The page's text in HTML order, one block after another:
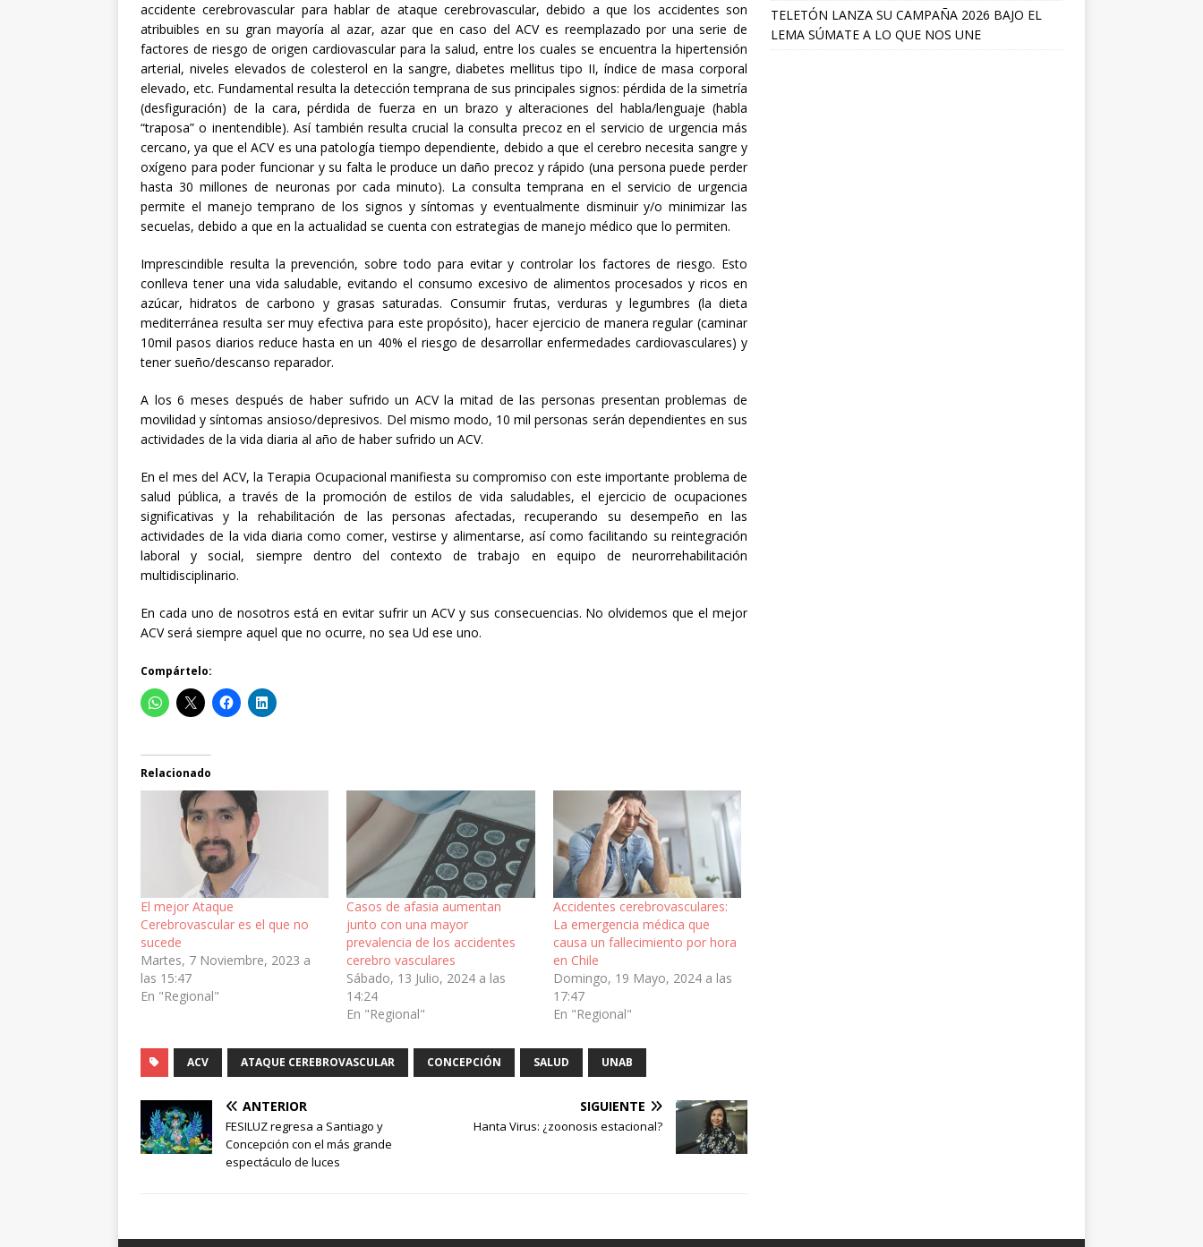
accidente cerebrovascular para hablar de ataque cerebrovascular, debido a que los accidentes son
atribuibles en su gran mayoría al azar, azar que en caso del ACV es reemplazado por una serie de
factores de riesgo de origen cardiovascular para la salud, entre los cuales se encuentra la hipertensión
arterial, niveles elevados de colesterol en la sangre, diabetes mellitus tipo II, índice de masa corporal
elevado, etc. Fundamental resulta la detección temprana de sus principales signos: pérdida de la simetría
(desfiguración) de la cara, pérdida de fuerza en un brazo y alteraciones del habla/lenguaje (habla
“traposa” o inentendible). Así también resulta crucial la consulta precoz en el servicio de urgencia más
cercano, ya que el ACV es una patología tiempo dependiente, debido a que el cerebro necesita sangre y
oxígeno para poder funcionar y su falta le produce un daño precoz y rápido (una persona puede perder
hasta 30 millones de neuronas por cada minuto). La consulta temprana en el servicio de urgencia
permite el manejo temprano de los signos y síntomas y eventualmente disminuir y/o minimizar las
secuelas, debido a que en la actualidad se cuenta con estrategias de manejo médico que lo permiten.
Imprescindible resulta la prevención, sobre todo para evitar y controlar los factores de riesgo. Esto
conlleva tener una vida saludable, evitando el consumo excesivo de alimentos procesados y ricos en
azúcar, hidratos de carbono y grasas saturadas. Consumir frutas, verduras y legumbres (la dieta
mediterránea resulta ser muy efectiva para este propósito), hacer ejercicio de manera regular (caminar
10mil pasos diarios reduce hasta en un 40% el riesgo de desarrollar enfermedades cardiovasculares) y
tener sueño/descanso reparador.
A los 6 meses después de haber sufrido un ACV la mitad de las personas presentan problemas de
movilidad y síntomas ansioso/depresivos. Del mismo modo, 10 mil personas serán dependientes en sus
actividades de la vida diaria al año de haber sufrido un ACV.
En el mes del ACV, la Terapia Ocupacional manifiesta su compromiso con este importante problema de
salud pública, a través de la promoción de estilos de vida saludables, el ejercicio de ocupaciones
significativas y la rehabilitación de las personas afectadas, recuperando su desempeño en las
actividades de la vida diaria como comer, vestirse y alimentarse, así como facilitando su reintegración
laboral y social, siempre dentro del contexto de trabajo en equipo de neurorrehabilitación
multidisciplinario.
En cada uno de nosotros está en evitar sufrir un ACV y sus consecuencias. No olvidemos que el mejor
ACV será siempre aquel que no ocurre, no sea Ud ese uno.
Compártelo:
Relacionado
El mejor Ataque
Cerebrovascular es el que no
sucede
Martes, 7 Noviembre, 2023 a
las 15:47
En "Regional"
Casos de afasia aumentan
junto con una mayor
prevalencia de los accidentes
cerebro vasculares
Sábado, 13 Julio, 2024 a las
14:24
En "Regional"
Accidentes cerebrovasculares:
La emergencia médica que
causa un fallecimiento por hora
en Chile
Domingo, 19 Mayo, 2024 a las
17:47
En "Regional"
ACV ATAQUE CEREBROVASCULAR CONCEPCIÓN SALUD UNAB
ANTERIOR
FESILUZ regresa a Santiago y
Concepción con el más grande
espectáculo de luces
SIGUIENTE
Hanta Virus: ¿zoonosis estacional?
TELETÓN LANZA SU CAMPAÑA 2026 BAJO EL
LEMA SÚMATE A LO QUE NOS UNE